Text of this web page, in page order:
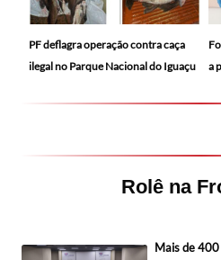
PF deflagra operação contra caça
ilegal no Parque Nacional do Iguaçu
a
Rolê na
Mais de